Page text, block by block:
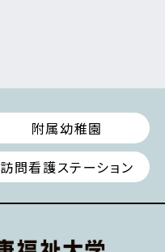
附属幼稚園
訪問看護ステーション